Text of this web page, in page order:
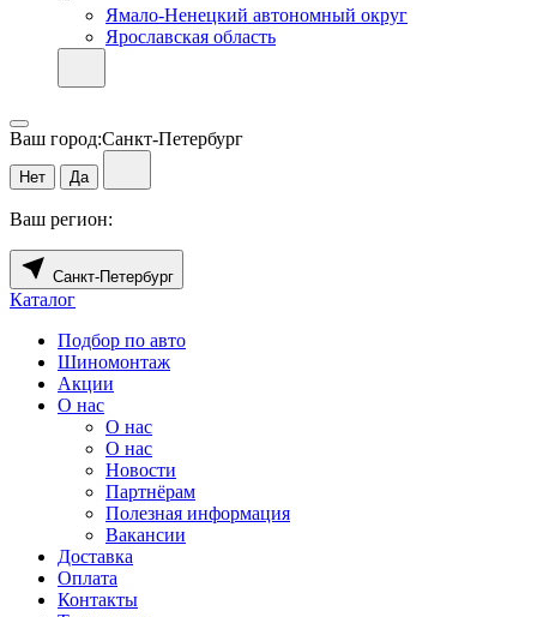
Ямало-Ненецкий автономный округ
Ярославская область
Ваш город:Санкт-Петербург
Нет Да
Ваш регион:
Санкт-Петербург
Каталог
Подбор по авто
Шиномонтаж
Акции
О нас
О нас
О нас
Новости
Партнёрам
Полезная информация
Вакансии
Доставка
Оплата
Контакты